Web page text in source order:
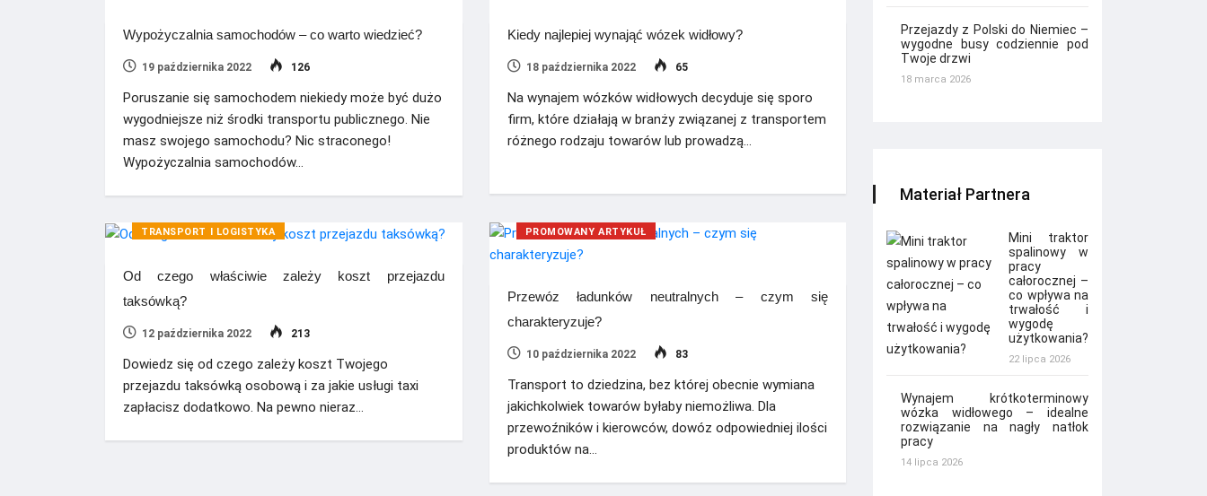
Wypożyczalnia samochodów – co warto wiedzieć?
19 października 2022 126
Poruszanie się samochodem niekiedy może być dużo
wygodniejsze niż środki transportu publicznego. Nie
masz swojego samochodu? Nic straconego!
Wypożyczalnia samochodów…
Kiedy najlepiej wynająć wózek widłowy?
18 października 2022 65
Na wynajem wózków widłowych decyduje się sporo
firm, które działają w branży związanej z transportem
różnego rodzaju towarów lub prowadzą…
TRANSPORT I LOGISTYKA
Od czego właściwie zależy koszt przejazdu
taksówką?
12 października 2022 213
Dowiedz się od czego zależy koszt Twojego
przejazdu taksówką osobową i za jakie usługi taxi
zapłacisz dodatkowo. Na pewno nieraz…
PROMOWANY ARTYKUŁ
Przewóz ładunków neutralnych – czym się
charakteryzuje?
10 października 2022 83
Transport to dziedzina, bez której obecnie wymiana
jakichkolwiek towarów byłaby niemożliwa. Dla
przewoźników i kierowców, dowóz odpowiedniej ilości
produktów na…
Przejazdy z Polski do Niemiec –
wygodne busy codziennie pod
Twoje drzwi
18 marca 2026
Materiał Partnera
Mini traktor
spalinowy w
pracy
całorocznej –
co wpływa na
trwałość i
wygodę
użytkowania?
22 lipca 2026
Wynajem krótkoterminowy
wózka widłowego – idealne
rozwiązanie na nagły natłok
pracy
14 lipca 2026